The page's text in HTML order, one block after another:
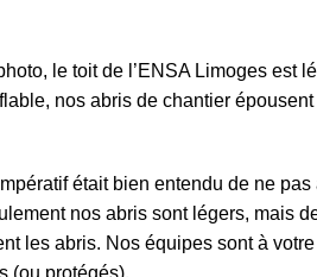
le toit de l’ENSA Limoges est
nos abris de chantier
était bien entendu de ne
nos abris sont légers, mais
les abris. Nos équipes sont à
(ou protégés).